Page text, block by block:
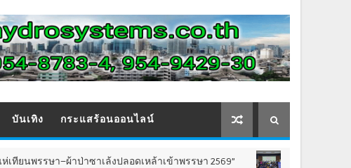
บันเทิง กระแสร้อนออนไลน์
–ผ้าป่าซาเล้งปลอดเหล้าเข้าพรรษา 2569” ข่าวทั่วไป